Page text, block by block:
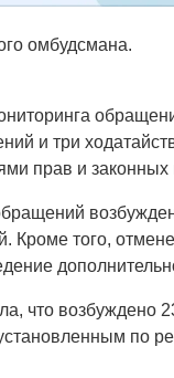
омбудсмана.
и три
прав и законных
Кроме того,
что возбуждено
по